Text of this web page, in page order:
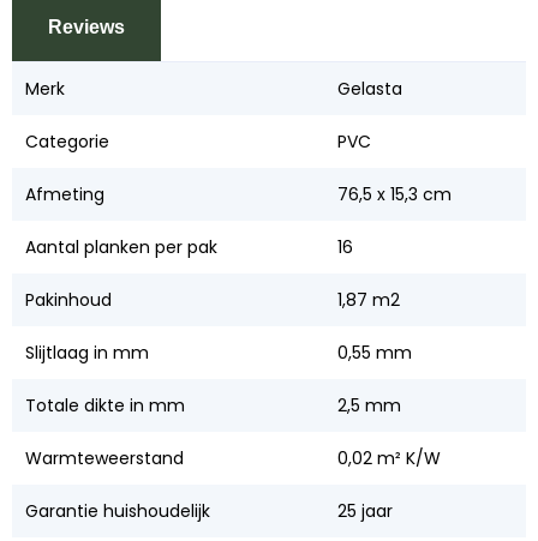
Reviews
Merk Gelasta
Categorie PVC
Afmeting 76,5 x 15,3 cm
Aantal planken per pak 16
Pakinhoud 1,87 m2
Slijtlaag in mm 0,55 mm
Totale dikte in mm 2,5 mm
Warmteweerstand 0,02 m² K/W
Garantie huishoudelijk 25 jaar